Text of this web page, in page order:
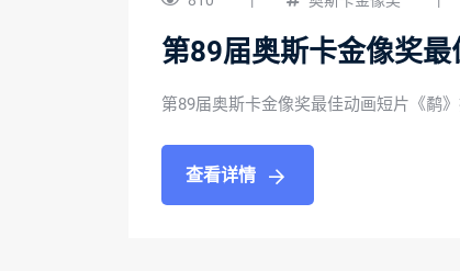
第89届奥斯卡金像奖
第89届奥斯卡金像奖最佳动画短片《鹬
查看详情